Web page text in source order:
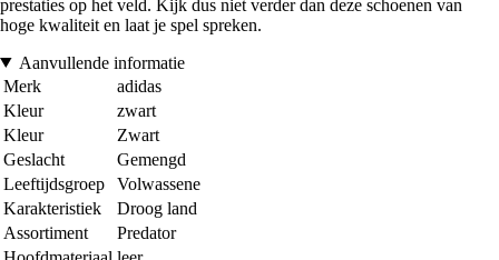
prestaties op het veld. Kijk dus niet verder dan deze schoenen van
hoge kwaliteit en laat je spel spreken.
Aanvullende informatie
Merk
adidas
Kleur
zwart
Kleur
Zwart
Geslacht
Gemengd
Leeftijdsgroep
Volwassene
Karakteristiek
Droog land
Assortiment
Predator